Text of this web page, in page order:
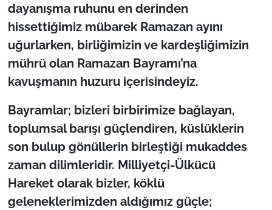
dayanışma ruhunu en derinden
hissettiğimiz mübarek Ramazan ayını
uğurlarken, birliğimizin ve kardeşliğimizin
mührü olan Ramazan Bayramı’na
kavuşmanın huzuru içerisindeyiz.
​Bayramlar; bizleri birbirimize bağlayan,
toplumsal barışı güçlendiren, küslüklerin
son bulup gönüllerin birleştiği mukaddes
zaman dilimleridir. Milliyetçi-Ülkücü
Hareket olarak bizler, köklü
geleneklerimizden aldığımız güçle;
TÜRKİYE
Bölge
Güvenlik
Genel
Politika
Flaş Haber
Dış Haberler